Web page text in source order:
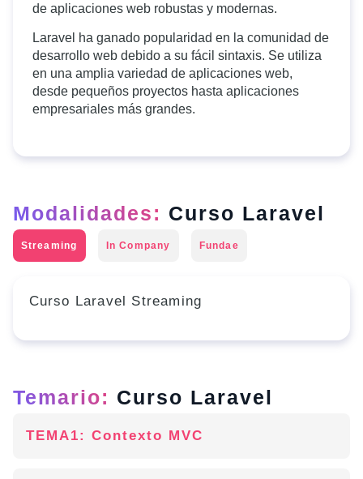
de aplicaciones web robustas y modernas.
Laravel ha ganado popularidad en la comunidad de
desarrollo web debido a su fácil sintaxis. Se utiliza
en una amplia variedad de aplicaciones web,
desde pequeños proyectos hasta aplicaciones
empresariales más grandes.
Modalidades: Curso Laravel
Streaming In Company Fundae
Curso Laravel Streaming
Temario: Curso Laravel
TEMA1: Contexto MVC